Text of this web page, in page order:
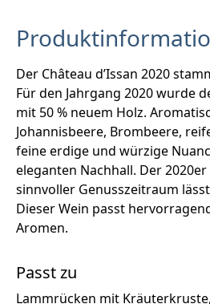
Der Château d’Issan 2020
Für den Jahrgang 2020 wurde
mit 50 % neuem Holz.
Johannisbeere, Brombeere,
feine erdige und würzige
eleganten Nachhall. Der
sinnvoller Genusszeitraum
Dieser Wein passt
Aromen.
Passt zu
Lammrücken mit